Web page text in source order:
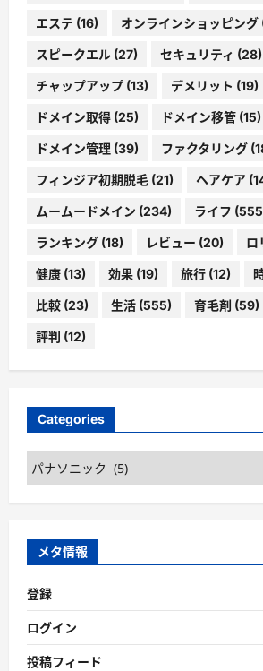
エステ (16) オンラインショッピング
スピークエル (27) セキュリティ (28)
チャップアップ (13) デメリット (19)
ドメイン取得 (25) ドメイン移管 (15)
ドメイン管理 (39) ファクタリング
フィンジア初期脱毛 (21) ヘアケア
ムームードメイン (234) ライフ
ランキング (18) レビュー (20) ロ
健康 (13) 効果 (19) 旅行 (12)
比較 (23) 生活 (555) 育毛剤 (59)
評判 (12)
Categories
Categories
メタ情報
登録
ログイン
投稿フィード